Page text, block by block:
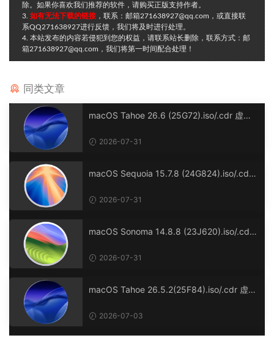
除。如果你喜欢我们推荐的软件，请购买正版支持作者。
3. 如有无法下载的链接 ，联系：邮箱271638927@qq.com，或直接联
系QQ271638927进行反馈，我们将及时进行处理。
4. 本站发布的内容若侵犯到您的权益，请联系站长删除，联系方式：邮
箱271638927@qq.com，我们将第一时间配合处理！
同类文章
macOS Tahoe 26.6 (25G72).iso/.cdr 虚拟
2026-07-31
macOS Sequoia 15.7.8 (24G824).iso/.cdr
2026-07-31
macOS Sonoma 14.8.8 (23J620).iso/.cdr
2026-07-31
macOS Tahoe 26.5.2(25F84).iso/.cdr 虚拟
2026-07-03